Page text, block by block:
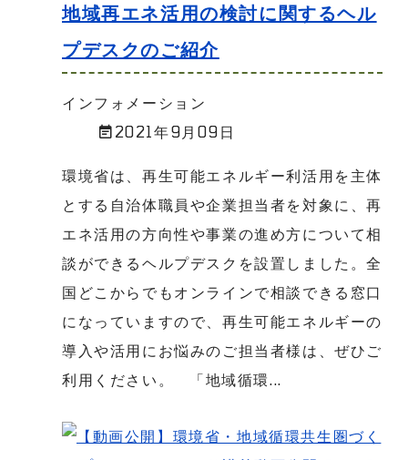
地域再エネ活用の検討に関するヘル
プデスクのご紹介
インフォメーション
2021年9月09日
環境省は、再生可能エネルギー利活用を主体
とする自治体職員や企業担当者を対象に、再
エネ活用の方向性や事業の進め方について相
談ができるヘルプデスクを設置しました。全
国どこからでもオンラインで相談できる窓口
になっていますので、再生可能エネルギーの
導入や活用にお悩みのご担当者様は、ぜひご
利用ください。 「地域循環...